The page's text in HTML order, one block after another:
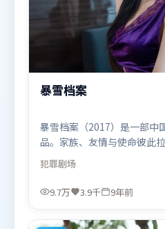
暴雪档案
暴雪档案（2017）是一部中
品。家族、友情与使命彼此
图守住心中微光。类型元素
也尝试突破套路。由北野武
古天乐，黄渤、周迅、孙艺
适合喜欢犯罪题材的观众观看
犯罪剧场
9.7万 3.9千 9年前